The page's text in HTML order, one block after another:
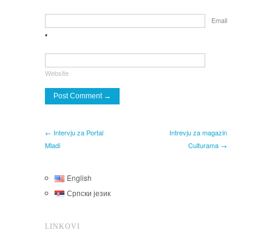
Email
*
Website
← Intervju za Portal
Mladi
Intrevju za magazin
Culturama →
English
Српски језик
LINKOVI